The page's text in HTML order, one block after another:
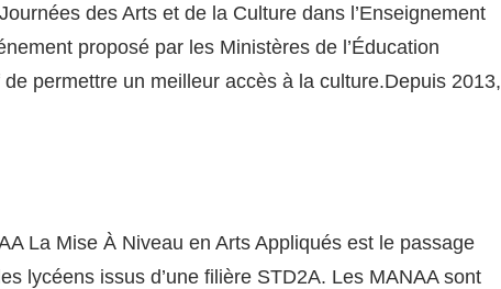
des Arts et de la Culture dans l’Enseignement
proposé par les Ministères de l’Éducation
permettre un meilleur accès à la culture.Depuis 2013,
La Mise À Niveau en Arts Appliqués est le passage
lycéens issus d’une filière STD2A. Les MANAA sont